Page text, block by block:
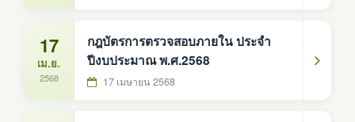
17
เม.ย.
2568
กฎบัตรการตรวจสอบภายใน ประจำ
ปีงบประมาณ พ.ศ.2568
17 เมษายน 2568